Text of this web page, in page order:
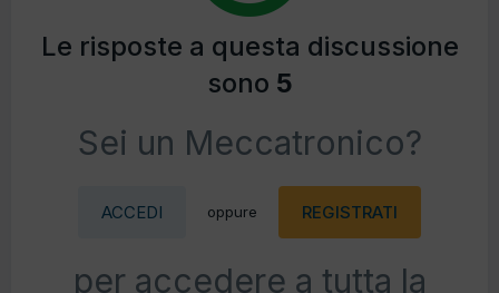
Le risposte a questa discussione
sono 5
Sei un Meccatronico?
ACCEDI oppure REGISTRATI
per accedere a tutta la